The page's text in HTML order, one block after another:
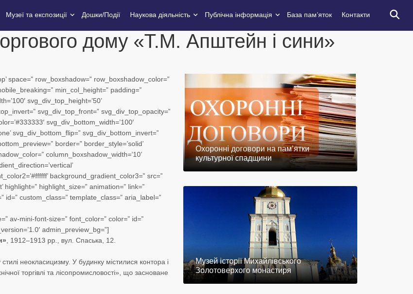
Музеї та експозиції Дошки/Події Наукова діяльність Публічна інформація База пам’яток Контакти
дому «Т.М. Апштейн і сини»
space=” row_boxshadow=” row_boxshadow_color=”
min_col_height=” padding=”
svg_div_top_height=’50’
svg_div_top_front=” svg_div_top_opacity=”
svg_div_bottom_width=’100′
svg_div_bottom_flip=” svg_div_bottom_invert=”
border=” border_style=’solid’
column_boxshadow_width=’10’
background_gradient_color3=” src=”
highlight=” highlight_size=” animation=” link=”
id=” custom_class=” template_class=” aria_label=”
av-mini-font-size=” font_color=” color=” id=”
admin_preview_bg=”]
, 1912–1913 рр., вул. Спаська, 12.
неокласицизму. У будинку містилися контора і
торгівлі та лісопромисловості», що засноване
Охоронні договори на пам’ятки
культурної спадщини
Музей історії Михайлівського
Золотоверхого монастиря